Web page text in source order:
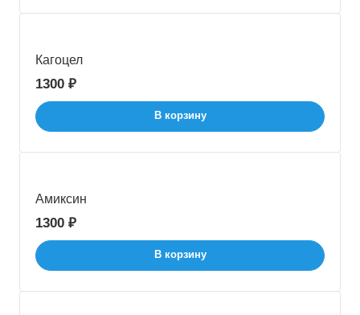
Кагоцел
1300 ₽
В корзину
Амиксин
1300 ₽
В корзину